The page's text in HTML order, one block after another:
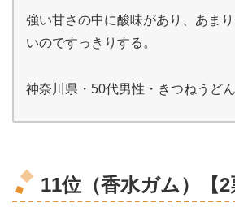
強い甘さの中に酸味があり、あま
いのですっきりする。
神奈川県・50代男性・きつねうどん
11位（香水ガム）【2